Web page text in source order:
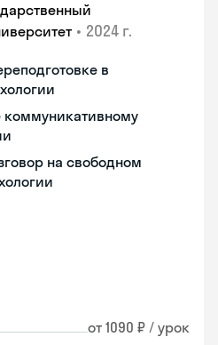
• 2024 г.
в
коммуникативному
на свободном
от 1090 ₽ / урок